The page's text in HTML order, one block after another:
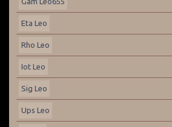
Eta Leo
Rho Leo
Iot Leo
Sig Leo
Ups Leo